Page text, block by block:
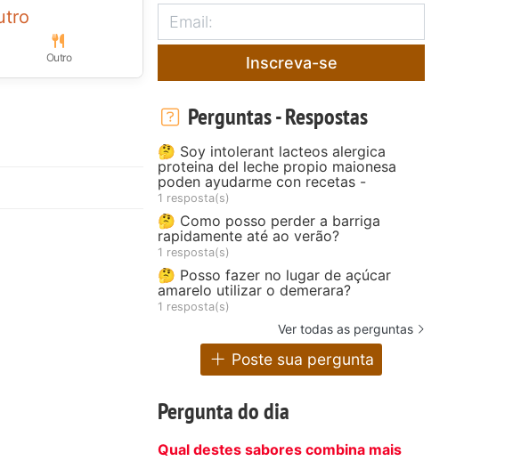
Outro Inscreva-se
Perguntas - Respostas
🤔 Soy intolerant lacteos alergica
proteina del leche propio maionesa
poden ayudarme con recetas -
1 resposta(s)
🤔 Como posso perder a barriga
rapidamente até ao verão?
1 resposta(s)
🤔 Posso fazer no lugar de açúcar
amarelo utilizar o demerara?
1 resposta(s)
Ver todas as perguntas
Poste sua pergunta
Pergunta do dia
Qual destes sabores combina mais